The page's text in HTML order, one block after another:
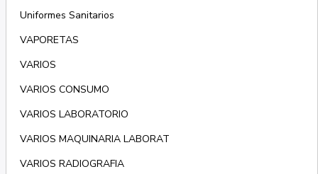
Uniformes Sanitarios
VAPORETAS
VARIOS
VARIOS CONSUMO
VARIOS LABORATORIO
VARIOS MAQUINARIA LABORAT
VARIOS RADIOGRAFIA